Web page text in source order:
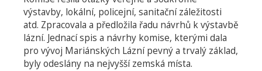
výstavby, lokální, policejní, sanitační záležitosti
atd. Zpracovala a předložila řadu návrhů k výstavbě
lázní. Jednací spis a návrhy komise, kterými dala
pro vývoj Mariánských Lázní pevný a trvalý základ,
byly odeslány na nejvyšší zemská místa.